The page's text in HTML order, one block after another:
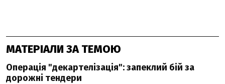
МАТЕРІАЛИ ЗА ТЕМОЮ
Операція "декартелізація": запеклий бій за
дорожні тендери